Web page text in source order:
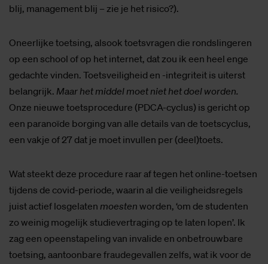
blij, management blij – zie je het risico?).
Oneerlijke toetsing, alsook toetsvragen die rondslingeren
op een school of op het internet, dat zou ik een heel enge
gedachte vinden. Toetsveiligheid en -integriteit is uiterst
belangrijk. Maar het middel moet niet het doel worden.
Onze nieuwe toetsprocedure (PDCA-cyclus) is gericht op
een paranoïde borging van alle details van de toetscyclus,
een vakje of 27 dat je moet invullen per (deel)toets.
Wat steekt deze procedure raar af tegen het online-toetsen
tijdens de covid-periode, waarin al die veiligheidsregels
juist actief losgelaten moesten worden, ‘om de studenten
zo weinig mogelijk studievertraging op te laten lopen’. Ik
zag een opeenstapeling van invalide en onbetrouwbare
toetsing, aantoonbare fraudegevallen zelfs, wat ik voor de